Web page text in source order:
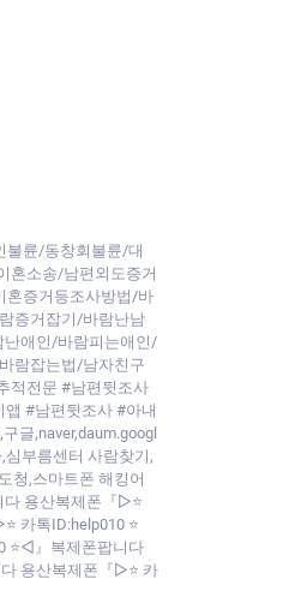
륜/동창회불륜/대
혼소송/남편외도증거
혼증거등조사방법/바
증거잡기/바람난남
애인/바람피는애인/
람잡는법/남자친구
적전문 #남편뒷조사
#남편뒷조사 #아내
글,naver,daum.googl
부름센터 사람찾기,
청,스마트폰 해킹어
용산복제폰『▷⭐
카톡ID:help010 ⭐
⭐◁』복제폰팝니다
용산복제폰『▷⭐ 카